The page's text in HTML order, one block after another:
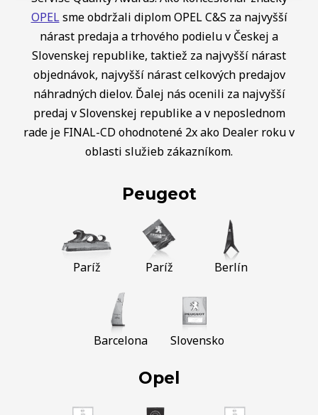
OPELsme obdržali diplom OPEL C&S za najvyšší
nárast predaja a trhového podielu v Českej a
Slovenskej republike, taktiež za najvyšší nárast
objednávok, najvyšší nárast celkových predajov
náhradných dielov. Ďalej nás ocenili za najvyšší
predaj v Slovenskej republike a v neposlednom
rade je FINAL-CD ohodnotené 2x ako Dealer roku v
oblasti služieb zákazníkom.
Peugeot
Paríž Paríž Berlín
Barcelona Slovensko
Opel